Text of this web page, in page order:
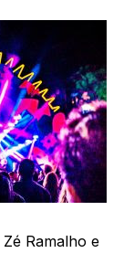
Ramalho e